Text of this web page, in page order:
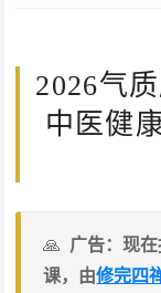
2026气
中医健
广告：现
课，由修完四